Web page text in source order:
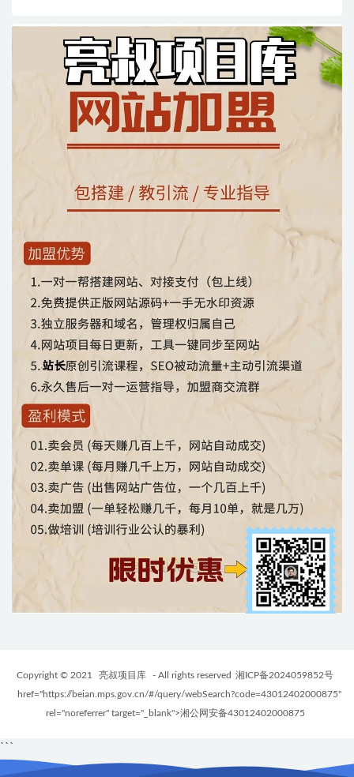
Copyright © 2021 亮叔项目库 - All rights reserved 湘ICP备2024059852号
href="https://beian.mps.gov.cn/#/query/webSearch?code=43012402000875"
rel="noreferrer" target="_blank">湘公网安备43012402000875
```